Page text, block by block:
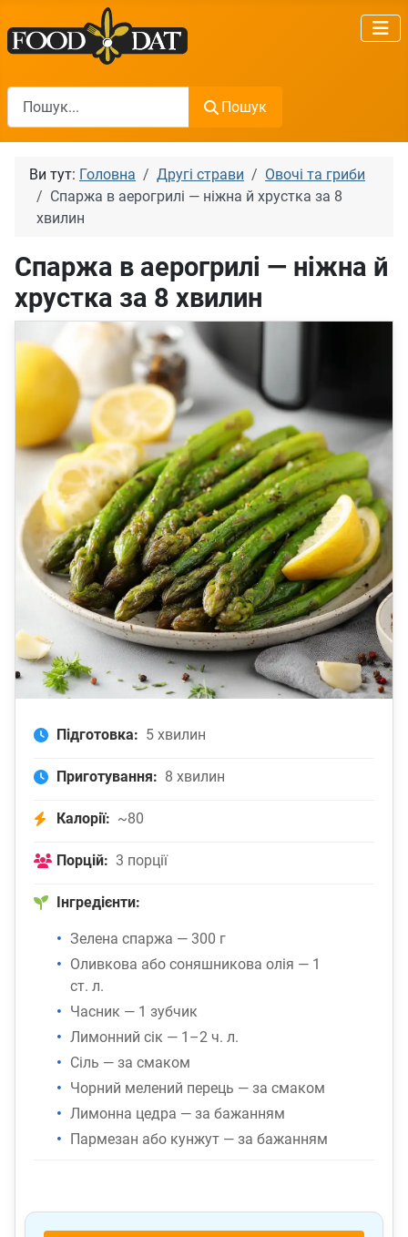
Пошук
Пошук
Ви тут: Головна Другі страви
Овочі та гриби
Спаржа в аерогрилі — ніжна й хрустка за 8
хвилин
Спаржа в аерогрилі — ніжна й
хрустка за 8 хвилин
Підготовка: 5 хвилин
Приготування: 8 хвилин
Калорії: ~80
Порцій: 3 порції
Інгредієнти:
Зелена спаржа — 300 г
Оливкова або соняшникова олія — 1
ст. л.
Часник — 1 зубчик
Лимонний сік — 1–2 ч. л.
Сіль — за смаком
Чорний мелений перець — за смаком
Лимонна цедра — за бажанням
Пармезан або кунжут — за бажанням